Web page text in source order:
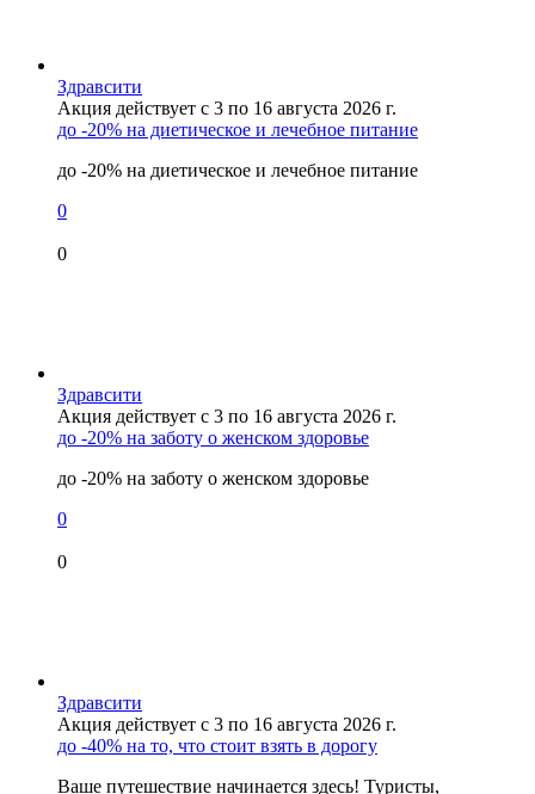
Здравсити
Акция действует с 3 по 16 августа 2026 г.
до -20% на диетическое и лечебное питание
до -20% на диетическое и лечебное питание
0
0
Здравсити
Акция действует с 3 по 16 августа 2026 г.
до -20% на заботу о женском здоровье
до -20% на заботу о женском здоровье
0
0
Здравсити
Акция действует с 3 по 16 августа 2026 г.
до -40% на то, что стоит взять в дорогу
Ваше путешествие начинается здесь! Туристы,